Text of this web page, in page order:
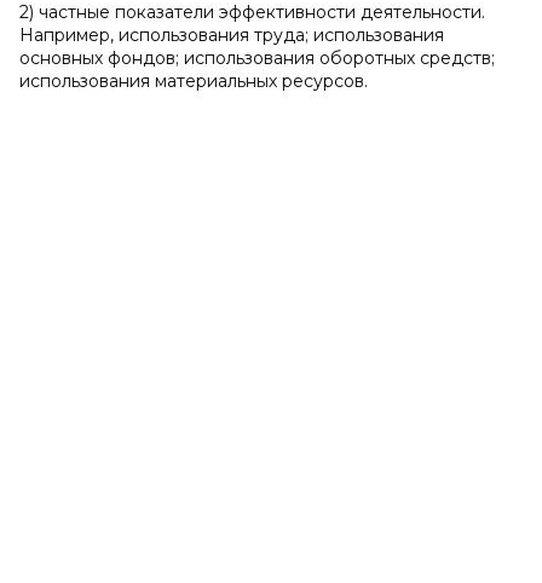
2) частные показатели эффективности деятельности.
Например, использования труда; использования
основных фондов; использования оборотных средств;
использования материальных ресурсов.